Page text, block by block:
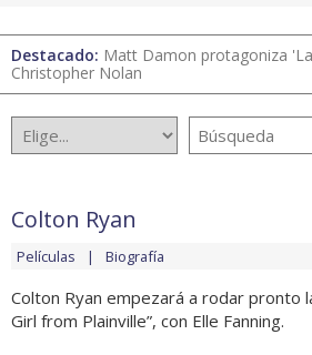
Destacado: Matt Damon protagoniza
Christopher Nolan
Colton Ryan
Películas Biografía
Colton Ryan empezará a rodar pronto
Girl from Plainville”, con Elle Fanning.